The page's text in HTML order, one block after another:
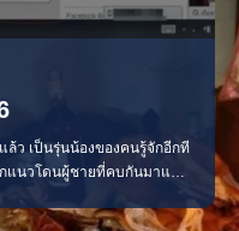
ล้ว เป็นรุ่นน้องของคนรู้จักอีกที
แนวโดนผู้ชายที่คบกันมาแปด
ายมาบอกว่าเลือกแฟนเก่า
11. 12 13. 14. 15. 16. 17.